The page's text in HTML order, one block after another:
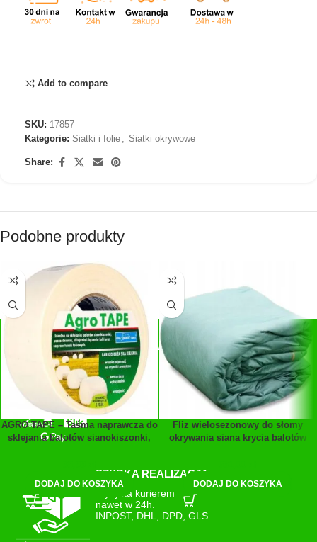
Add to compare
SKU: 17857
Kategorie: Siatki i folie Siatki okrywowe
Share:
Podobne produkty
AGRO TAPE – Taśma naprawcza do
sklejania balotów sianokiszonki,
DODAJ DO KOSZYKA
Fliz wielosezonowy do słomy
okrywania siana krycia balotów
DODAJ DO KOSZYKA
SZYBKIE PŁATNOŚCI
Płatności:
Przelewy24, blik, GPay
SZYBKA REALIZACJA
Wysyłka kurierem
nawet w 24h.
INPOST, DHL, DPD, GLS